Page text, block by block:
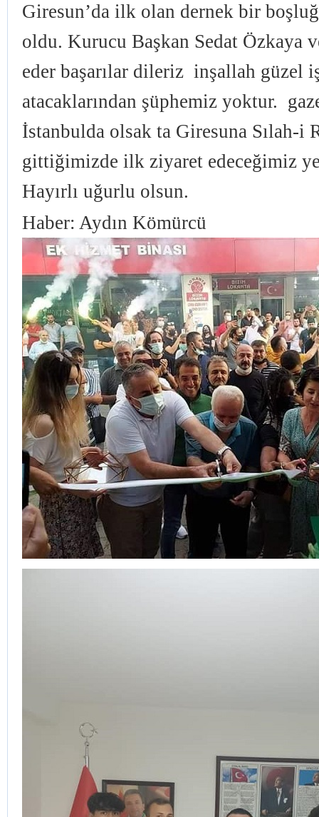
Giresun’da ilk olan dernek bir
oldu. Kurucu Başkan Sedat Özkaya
eder başarılar dileriz inşallah güzel
atacaklarından şüphemiz yoktur.
İstanbulda olsak ta Giresuna Sılah-i
gittiğimizde ilk ziyaret edeceğimiz
Hayırlı uğurlu olsun.
Haber: Aydın Kömürcü